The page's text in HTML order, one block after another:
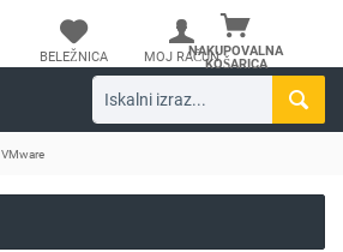
NAKUPOVALNA
KOŠARICA
BELEŽNICA MOJ RAČUN
VMware